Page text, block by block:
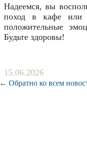
Надеемся, вы
поход в кафе или
положительные
Будьте здоровы!
15.06.2026
← Обратно ко всем